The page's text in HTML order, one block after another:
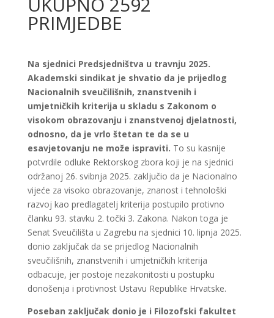
PRIMJEDBE
Na sjednici Predsjedništva u travnju 2025.
Akademski sindikat je shvatio da je prijedlog
Nacionalnih sveučilišnih, znanstvenih i
umjetničkih kriterija u skladu s Zakonom o
visokom obrazovanju i znanstvenoj djelatnosti,
odnosno, da je vrlo štetan te da se u
esavjetovanju ne može ispraviti. To su kasnije
potvrdile odluke Rektorskog zbora koji je na sjednici
održanoj 26. svibnja 2025. zaključio da je Nacionalno
vijeće za visoko obrazovanje, znanost i tehnološki
razvoj kao predlagatelj kriterija postupilo protivno
članku 93. stavku 2. točki 3. Zakona. Nakon toga je
Senat Sveučilišta u Zagrebu na sjednici 10. lipnja 2025.
donio zaključak da se prijedlog Nacionalnih
sveučilišnih, znanstvenih i umjetničkih kriterija
odbacuje, jer postoje nezakonitosti u postupku
donošenja i protivnost Ustavu Republike Hrvatske.
Poseban zaključak donio je i Filozofski fakultet